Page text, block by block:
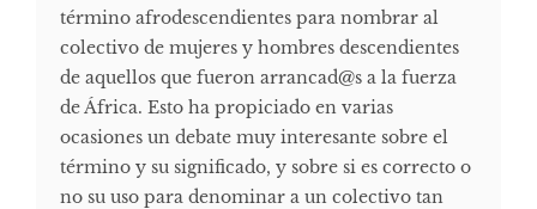
término afrodescendientes para nombrar al
colectivo de mujeres y hombres descendientes
de aquellos que fueron arrancad@s a la fuerza
de África. Esto ha propiciado en varias
ocasiones un debate muy interesante sobre el
término y su significado, y sobre si es correcto o
no su uso para denominar a un colectivo tan